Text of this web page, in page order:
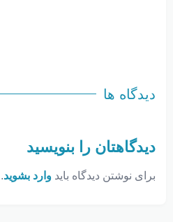
دیدگاه ها
دیدگاهتان را بنویسید
برای نوشتن دیدگاه باید وارد بشوید.